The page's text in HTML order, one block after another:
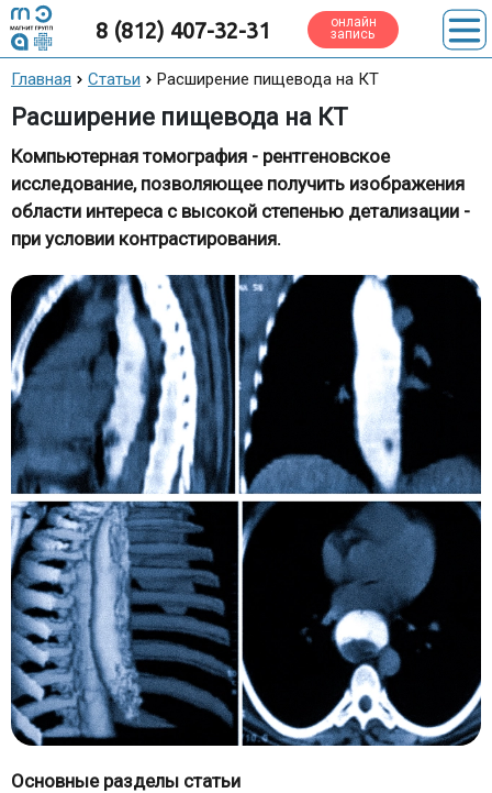
8 (812) 407-32-31 онлайн
запись
Главная Статьи Расширение пищевода на КТ
Расширение пищевода на КТ
Компьютерная томография - рентгеновское
исследование, позволяющее получить изображения
области интереса с высокой степенью детализации -
при условии контрастирования.
Основные разделы статьи